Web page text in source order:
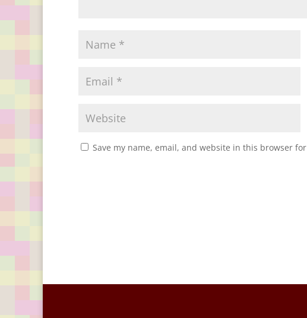
Save my name, email, and website in this browser